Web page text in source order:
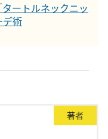
ートルネックニッ
デ術
著者